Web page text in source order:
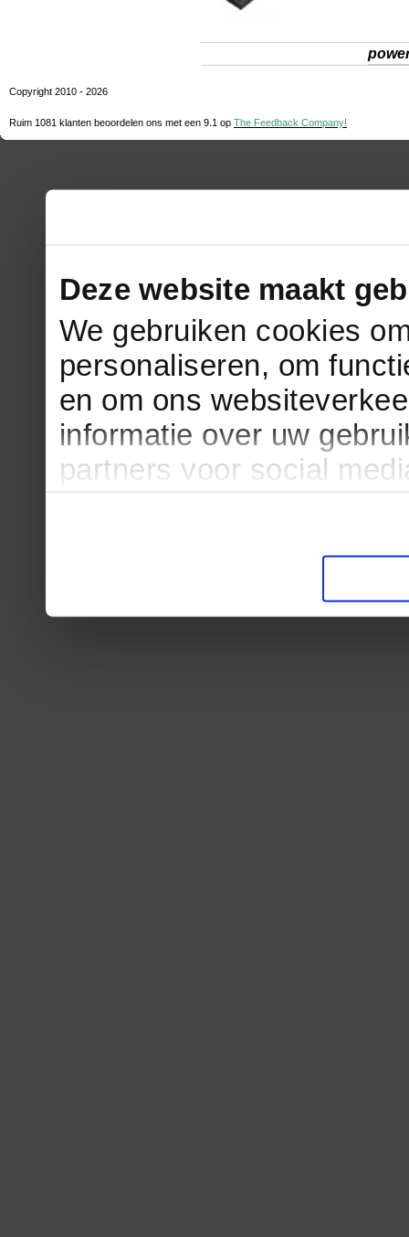
Deze website maakt
We gebruiken cookies
personaliseren, om
en om ons
informatie over uw
partners voor social
Copyright 2010 - 2026
Ruim 1081 klanten beoordelen ons met een 9.1 op The Feedback Company!